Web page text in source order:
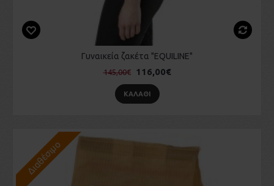
Γυναικεία ζακέτα "EQUILINE"
145,00€ 116,00€
ΚΑΛΆΘΙ
Διαθέσιμο